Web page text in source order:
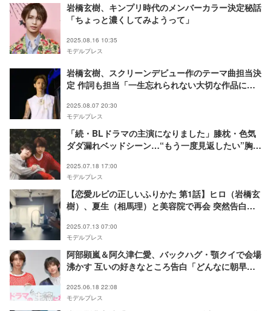
岩橋玄樹、キンプリ時代のメンバーカラー決定秘話
「ちょっと濃くしてみようって」
2025.08.16 10:35
モデルプレス
岩橋玄樹、スクリーンデビュー作のテーマ曲担当決
定 作詞も担当「一生忘れられない大切な作品にな
2025.08.07 20:30
モデルプレス
「続・BLドラマの主演になりました」膝枕・色気
ダダ漏れベッドシーン…“もう一度見返したい”胸キ
2025.07.18 17:00
モデルプレス
【恋愛ルビの正しいふりかた 第1話】ヒロ（岩橋玄
樹）、夏生（相馬理）と美容院で再会 突然告白さ
2025.07.13 07:00
モデルプレス
阿部顕嵐＆阿久津仁愛、バックハグ・顎クイで会場
沸かす 互いの好きなところ告白「どんなに朝早く
た】
2025.06.18 22:08
モデルプレス